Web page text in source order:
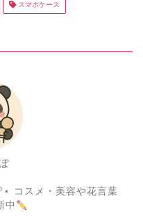
スマホケース
コスメ・美容や花言葉
中